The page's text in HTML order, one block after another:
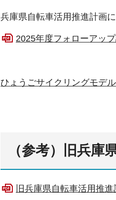
兵庫県自転車活用推進計画
2025年度フォローアッ
ひょうごサイクリングモデ
（参考）旧兵庫
旧兵庫県自転車活用推